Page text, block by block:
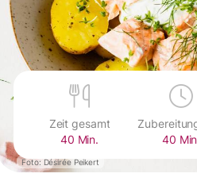
Foto: Désirée Peikert
Zeit gesamt
40 Min.
40